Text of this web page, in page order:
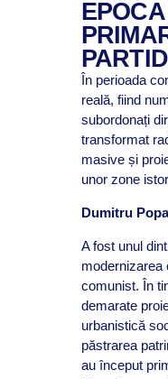
În perioada
reală, fiind
subordonați
transformat
masive și
unor zone
Dumitru
A fost unul
modernizarea
comunist. În
demarate
urbanistică
păstrarea
au început